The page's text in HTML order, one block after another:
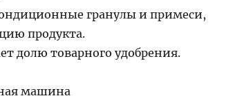
гранулы и примеси,
продукта.
долю товарного удобрения.
машина